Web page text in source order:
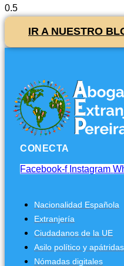
IR A NUESTRO
CONECTA
Facebook-f Instagram
Nacionalidad Española
Extranjería
Ciudadanos de la UE
Asilo político y apátridas
Nómadas digitales